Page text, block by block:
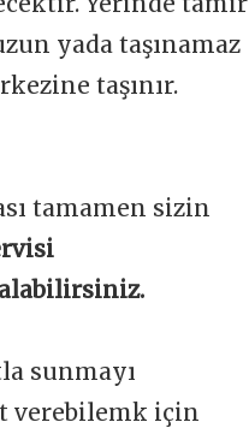
yada taşınamaz
taşınır.
tamamen sizin
sunmayı
verebilemk için